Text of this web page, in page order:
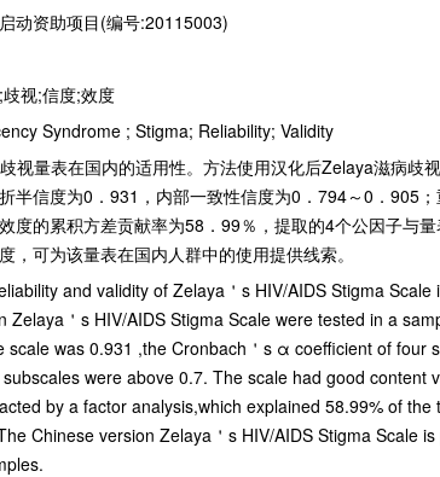
动资助项目(编号:20115003)
视;信度;效度
Syndrome ; Stigma; Reliability; Validity
视量表在国内的适用性。方法使用汉化后Zelaya滋病歧
半信度为0．931，内部一致性信度为0．794～0．905
度的累积方差贡献率为58．99％，提取的4个公因子与
，可为该量表在国内人群中的使用提供线索。
and validity of Zelaya＇s HIV/AIDS Stigma
Zelaya＇s HIV/AIDS Stigma Scale were tested in a
scale was 0.931 ,the Cronbach＇s α coefficient of four
were above 0.7. The scale had good content
by a factor analysis,which explained 58.99% of
Chinese version Zelaya＇s HIV/AIDS Stigma Scale